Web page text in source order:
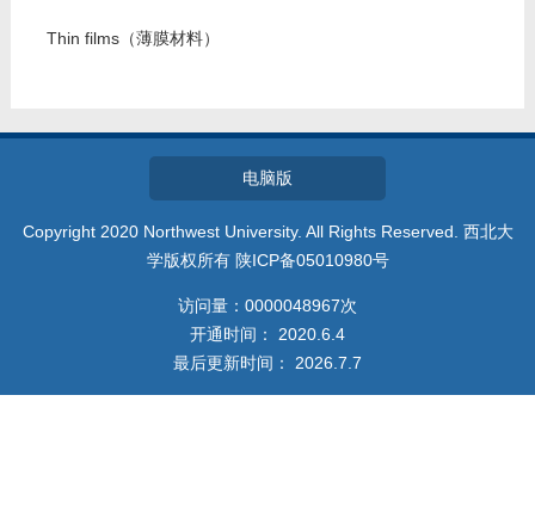
Thin films（薄膜材料）
电脑版
Copyright 2020 Northwest University. All Rights Reserved. 西北大
学版权所有 陕ICP备05010980号
访问量： 0000048967次
开通时间： 2020 6 4
最后更新时间： 2026 7 7